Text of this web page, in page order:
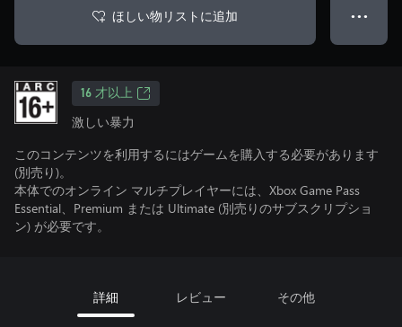
ほしい物リストに追加 ● ● ●
16 才以上
激しい暴力
このコンテンツを利用するにはゲームを購入する必要があります
(別売り)。
本体でのオンライン マルチプレイヤーには、Xbox Game Pass
Essential、Premium または Ultimate (別売りのサブスクリプショ
ン) が必要です。
詳細 レビュー その他